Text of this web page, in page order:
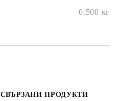
0.500 кг
СВЪРЗАНИ ПРОДУКТИ